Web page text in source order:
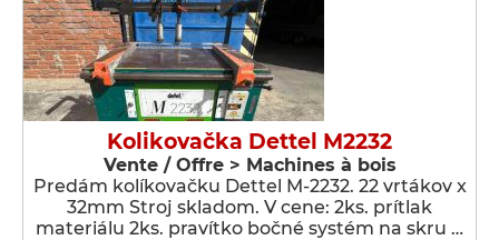
Kolikovačka Dettel M2232
Vente / Offre > Machines à bois
Predám kolíkovačku Dettel M-2232. 22 vrtákov x
32mm Stroj skladom. V cene: 2ks. prítlak
materiálu 2ks. pravítko bočné systém na skru …